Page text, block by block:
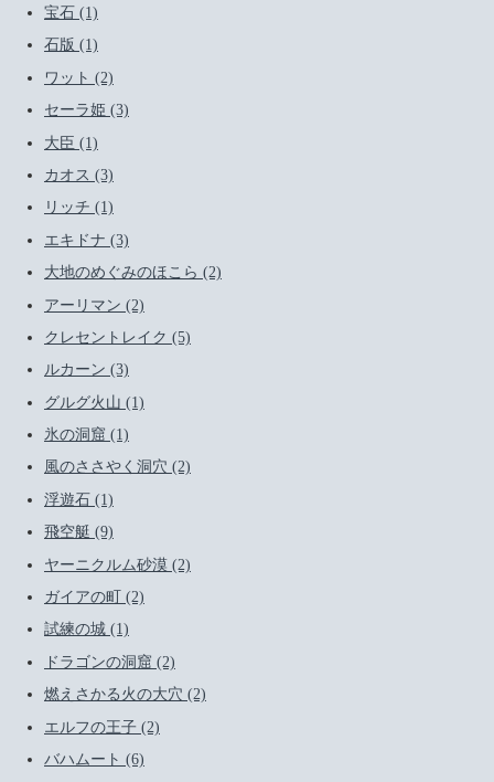
宝石 (1)
石版 (1)
ワット (2)
セーラ姫 (3)
大臣 (1)
カオス (3)
リッチ (1)
エキドナ (3)
大地のめぐみのほこら (2)
アーリマン (2)
クレセントレイク (5)
ルカーン (3)
グルグ火山 (1)
氷の洞窟 (1)
風のささやく洞穴 (2)
浮遊石 (1)
飛空艇 (9)
ヤーニクルム砂漠 (2)
ガイアの町 (2)
試練の城 (1)
ドラゴンの洞窟 (2)
燃えさかる火の大穴 (2)
エルフの王子 (2)
バハムート (6)